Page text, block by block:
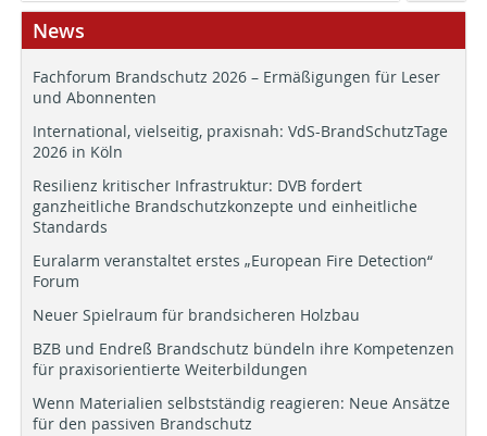
News
Fachforum Brandschutz 2026 – Ermäßigungen für Leser
und Abonnenten
International, vielseitig, praxisnah: VdS-BrandSchutzTage
2026 in Köln
Resilienz kritischer Infrastruktur: DVB fordert
ganzheitliche Brandschutzkonzepte und einheitliche
Standards
Euralarm veranstaltet erstes „European Fire Detection“
Forum
Neuer Spielraum für brandsicheren Holzbau
BZB und Endreß Brandschutz bündeln ihre Kompetenzen
für praxisorientierte Weiterbildungen
Wenn Materialien selbstständig reagieren: Neue Ansätze
für den passiven Brandschutz